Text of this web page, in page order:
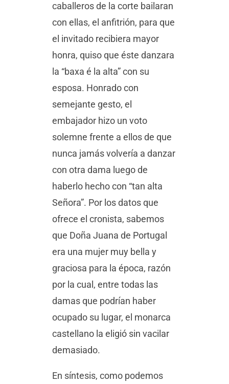
caballeros de la corte bailaran
con ellas, el anfitrión, para que
el invitado recibiera mayor
honra, quiso que éste danzara
la “baxa é la alta” con su
esposa. Honrado con
semejante gesto, el
embajador hizo un voto
solemne frente a ellos de que
nunca jamás volvería a danzar
con otra dama luego de
haberlo hecho con “tan alta
Señora”. Por los datos que
ofrece el cronista, sabemos
que Doña Juana de Portugal
era una mujer muy bella y
graciosa para la época, razón
por la cual, entre todas las
damas que podrían haber
ocupado su lugar, el monarca
castellano la eligió sin vacilar
demasiado.
En síntesis, como podemos